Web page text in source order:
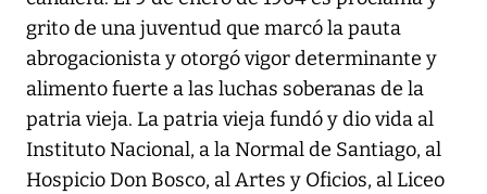
grito de una juventud que marcó la pauta
abrogacionista y otorgó vigor determinante y
alimento fuerte a las luchas soberanas de la
patria vieja. La patria vieja fundó y dio vida al
Instituto Nacional, a la Normal de Santiago, al
Hospicio Don Bosco, al Artes y Oficios, al Liceo